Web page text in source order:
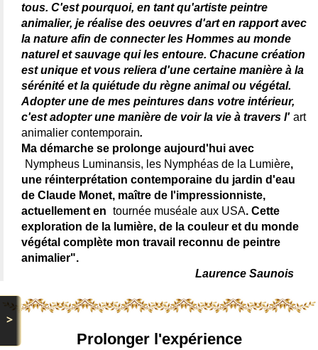
>
tous. C'est pourquoi, en tant qu'artiste peintre
animalier, je réalise des oeuvres d'art en rapport avec
la nature afin de connecter les Hommes au monde
naturel et sauvage qui les entoure. Chacune création
est unique et vous reliera d'une certaine manière à la
sérénité et la quiétude du règne animal ou végétal.
Adopter une de mes peintures dans votre intérieur,
c'est adopter une manière de voir la vie à travers l' art
animalier contemporain.
Ma démarche se prolonge aujourd'hui avec
Nympheus Luminansis, les Nymphéas de la Lumière,
une réinterprétation contemporaine du jardin d'eau
de Claude Monet, maître de l'impressionniste,
actuellement en tournée muséale aux USA. Cette
exploration de la lumière, de la couleur et du monde
végétal complète mon travail reconnu de peintre
animalier".
Laurence Saunois
Prolonger l'expérience